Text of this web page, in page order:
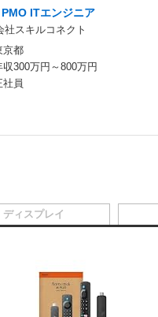
ITエンジニア
社スキルコネクト
京都
収300万円～800万円
社員
ディスプレイ